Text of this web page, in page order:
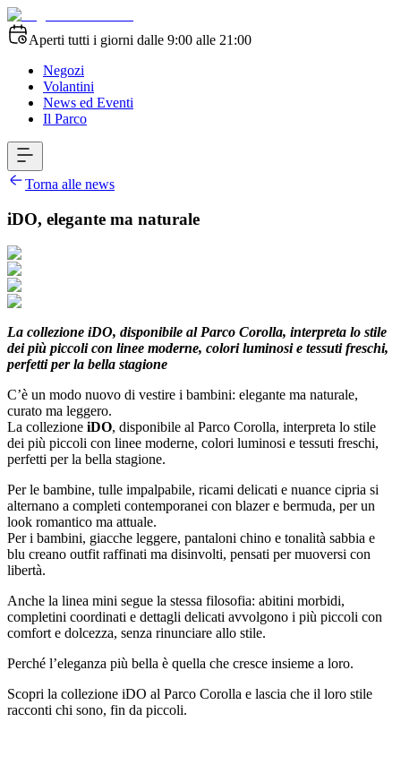
Aperti tutti i giorni dalle 9:00 alle 21:00
Negozi
Volantini
News ed Eventi
Il Parco
Torna alle news
iDO, elegante ma naturale
La collezione iDO, disponibile al Parco Corolla, interpreta lo stile
dei più piccoli con linee moderne, colori luminosi e tessuti freschi,
perfetti per la bella stagione
C’è un modo nuovo di vestire i bambini: elegante ma naturale,
curato ma leggero.
La collezione iDO, disponibile al Parco Corolla, interpreta lo stile
dei più piccoli con linee moderne, colori luminosi e tessuti freschi,
perfetti per la bella stagione.
Per le bambine, tulle impalpabile, ricami delicati e nuance cipria si
alternano a completi contemporanei con blazer e bermuda, per un
look romantico ma attuale.
Per i bambini, giacche leggere, pantaloni chino e tonalità sabbia e
blu creano outfit raffinati ma disinvolti, pensati per muoversi con
libertà.
Anche la linea mini segue la stessa filosofia: abitini morbidi,
completini coordinati e dettagli delicati avvolgono i più piccoli con
comfort e dolcezza, senza rinunciare allo stile.
Perché l’eleganza più bella è quella che cresce insieme a loro.
Scopri la collezione iDO al Parco Corolla e lascia che il loro stile
racconti chi sono, fin da piccoli.